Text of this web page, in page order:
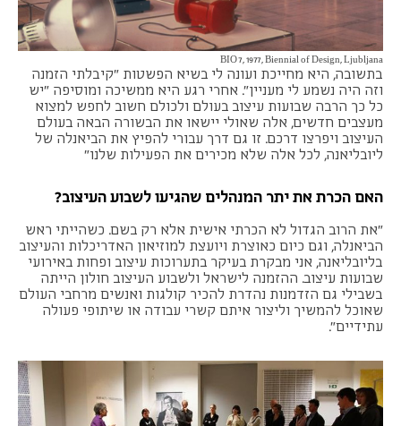
BIO 7, 1977, Biennial of Design, Ljubljana
בתשובה, היא מחייכת ועונה לי בשיא הפשטות "קיבלתי הזמנה
וזה היה נשמע לי מעניין". אחרי רגע היא ממשיכה ומוסיפה "יש
כל כך הרבה שבועות עיצוב בעולם ולכולם חשוב לחפש למצוא
מעצבים חדשים, אלה שאולי יישאו את הבשורה הבאה בעולם
העיצוב ויפרצו דרכם. זו גם דרך עבורי להפיץ את הביאנלה של
ליובליאנה, לכל אלה שלא מכירים את הפעילות שלנו"
האם הכרת את יתר המנהלים שהגיעו לשבוע העיצוב?
"את הרוב הגדול לא הכרתי אישית אלא רק בשם. כשהייתי ראש
הביאנלה, וגם כיום כאוצרת ויועצת למוזיאון האדריכלות והעיצוב
בליובליאנה, אני מבקרת בעיקר בתערוכות עיצוב ופחות באירועי
שבועות עיצוב. ההזמנה לישראל ולשבוע העיצוב חולון הייתה
בשבילי גם הזדמנות נהדרת להכיר קולגות ואנשים מרחבי העולם
שאוכל להמשיך וליצור איתם קשרי עבודה או שיתופי פעולה
עתידיים".